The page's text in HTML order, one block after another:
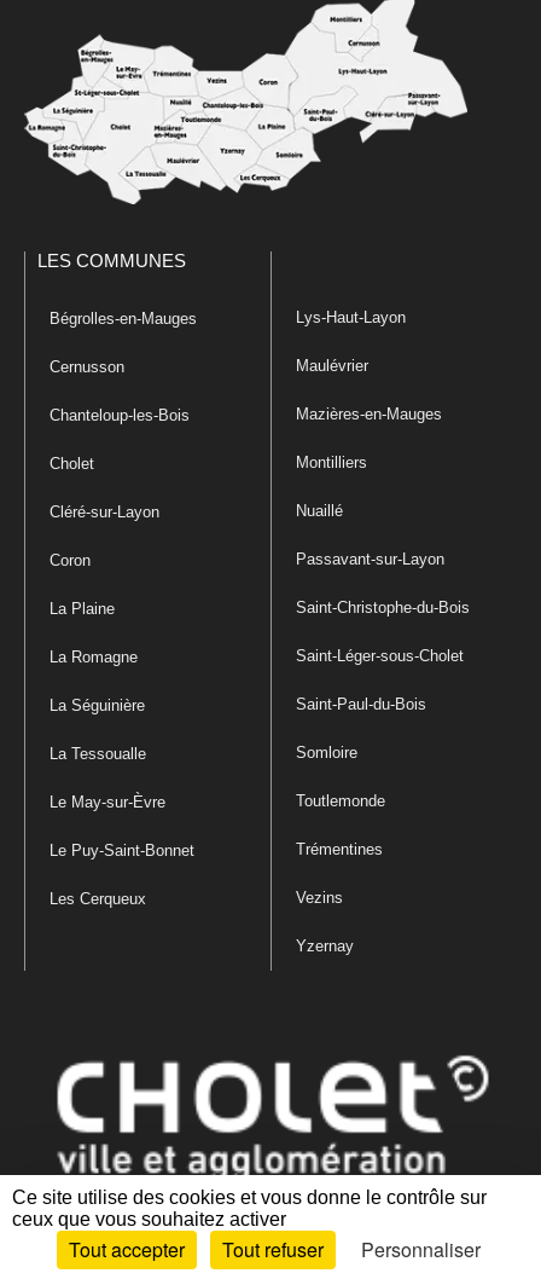
Ce site utilise des cookies et vous donne le contrôle sur
ceux que vous souhaitez activer
Tout accepter Tout refuser
Personnaliser
LES COMMUNES
Bégrolles-en-Mauges
Cernusson
Chanteloup-les-Bois
Cholet
Cléré-sur-Layon
Coron
La Plaine
La Romagne
La Séguinière
La Tessoualle
Le May-sur-Èvre
Le Puy-Saint-Bonnet
Les Cerqueux
Lys-Haut-Layon
Maulévrier
Mazières-en-Mauges
Montilliers
Nuaillé
Passavant-sur-Layon
Saint-Christophe-du-Bois
Saint-Léger-sous-Cholet
Saint-Paul-du-Bois
Somloire
Toutlemonde
Trémentines
Vezins
Yzernay
Mentions légales|Politique de confidentialité
des cookies |Plan du site Accessibilité : partiellement conforme